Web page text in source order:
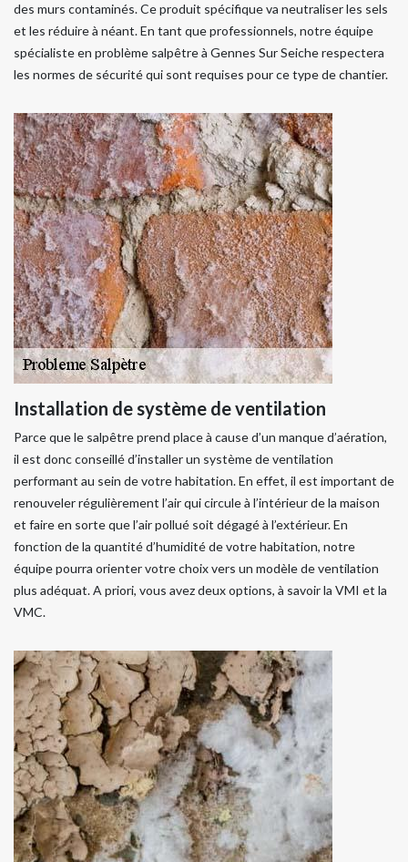
des murs contaminés. Ce produit spécifique va neutraliser les sels
et les réduire à néant. En tant que professionnels, notre équipe
spécialiste en problème salpêtre à Gennes Sur Seiche respectera
les normes de sécurité qui sont requises pour ce type de chantier.
Installation de système de ventilation
Parce que le salpêtre prend place à cause d’un manque d’aération,
il est donc conseillé d’installer un système de ventilation
performant au sein de votre habitation. En effet, il est important de
renouveler régulièrement l’air qui circule à l’intérieur de la maison
et faire en sorte que l’air pollué soit dégagé à l’extérieur. En
fonction de la quantité d’humidité de votre habitation, notre
équipe pourra orienter votre choix vers un modèle de ventilation
plus adéquat. A priori, vous avez deux options, à savoir la VMI et la
VMC.